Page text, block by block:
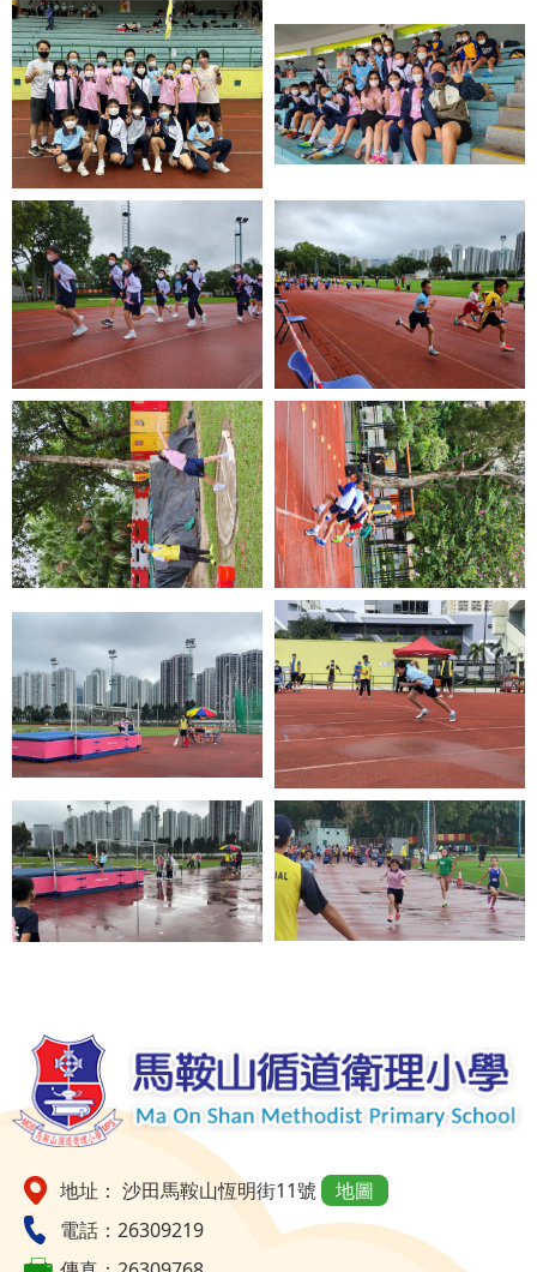
地址： 沙田馬鞍山恆明街11號
地圖
電話：26309219